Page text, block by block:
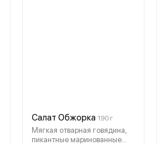
Салат Обжорка 190 г
Мягкая отварная говядина,
пикантные маринованные